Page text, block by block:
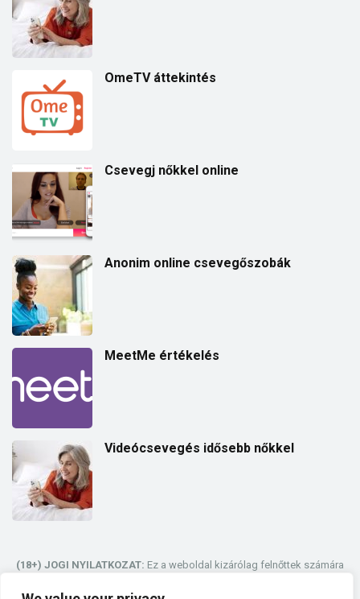
OmeTV áttekintés
Csevegj nőkkel online
Anonim online csevegőszobák
MeetMe értékelés
Videócsevegés idősebb nőkkel
(18+) JOGI NYILATKOZAT: Ez a weboldal kizárólag felnőttek számára
amelynek célja, hogy kapcsolatba hozza az embereket a világ minden